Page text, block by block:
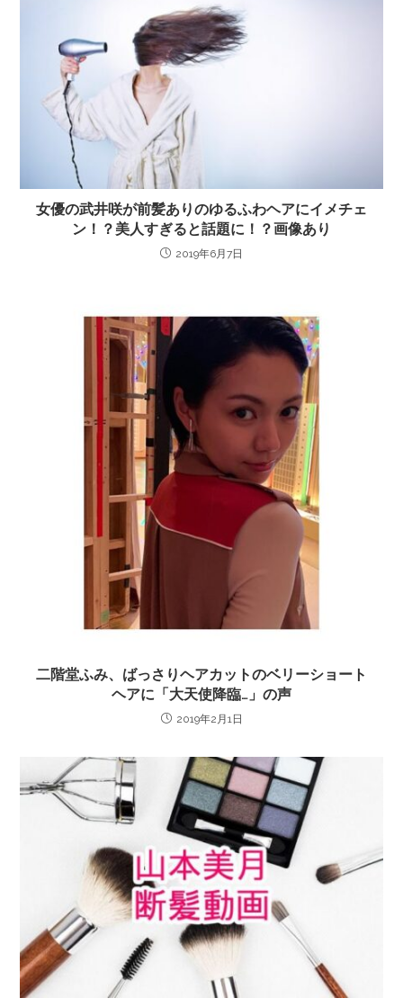
女優の武井咲が前髪ありのゆるふわヘアにイメチェ
ン！？美人すぎると話題に！？画像あり
2019年6月7日
二階堂ふみ、ばっさりヘアカットのベリーショート
ヘアに「大天使降臨…」の声
2019年2月1日